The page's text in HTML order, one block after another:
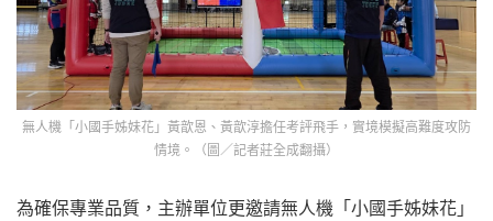
無人機「小國手姊妹花」黃歆恩、黃歆淳擔任考評飛手，實境模擬高難度攻防
情境。（圖／記者莊全成翻攝）
為確保專業品質，主辦單位更邀請無人機「小國手姊妹花」